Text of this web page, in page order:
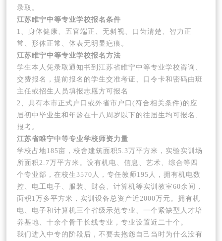
录取。
江苏睢宁中等专业学校报名条件
1、身体健康、五官端正、无斜视、口齿清楚、智力正
常、形体正常、体表无明显疤痕。
江苏睢宁中等专业学校报名方法
学生本人凭录取通知书到江苏省睢宁中等专业学校咨询、
交费报名，提前报名的学生交准考证、口令卡和密码由班
主任或招生人员填报志愿方可报名
2、具有本市正式户口或外省市户口(符合相关条件)的应
届初中毕业生和年龄在十八周岁以下的往届生均可报名、
报考。
江苏省睢宁中等专业学校师资力量
学校占地185亩，校舍建筑面积5.3万平方米，实验实训场
所面积2.7万平方米。设有机电、信息、艺术、综合等四
个专业部，在校生3570人，专任教师195人，拥有机电数
控、电工电子、服装、财会、计算机等实训教室60余间，
面积1万多平方米，实训设备总资产近2000万元。拥有机
电、电子和计算机三个省级示范专业、一个紧缺型人才培
养基地、十余个骨干长线专业，专业设置近二十个。
我们进入中专的阶段后，不要去抱怨自己当时为什么没有